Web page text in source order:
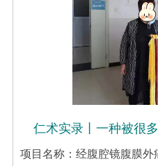
仁术实录丨一种被很
项目名称：经腹腔镜腹膜